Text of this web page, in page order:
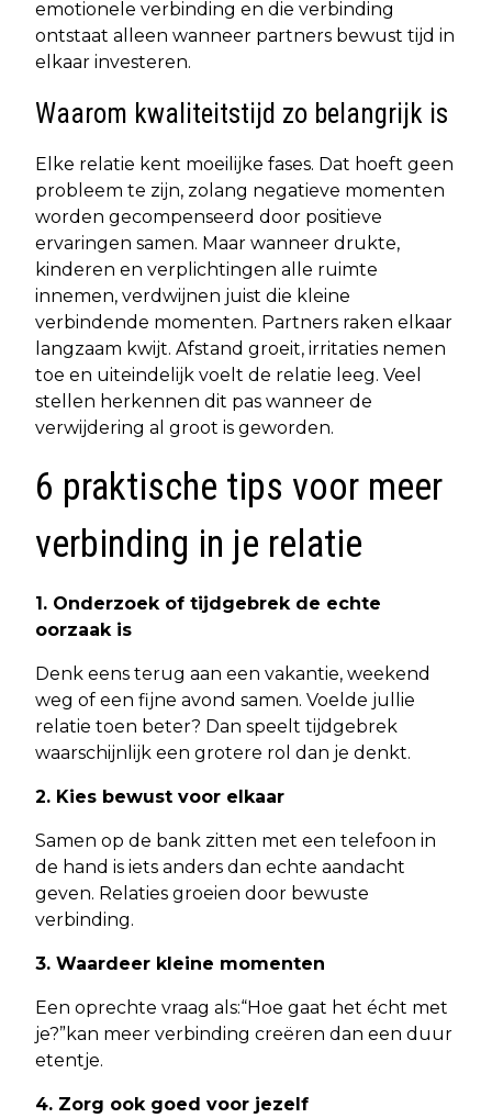
emotionele verbinding en die verbinding
ontstaat alleen wanneer partners bewust tijd in
elkaar investeren.
Waarom kwaliteitstijd zo belangrijk is
Elke relatie kent moeilijke fases. Dat hoeft geen
probleem te zijn, zolang negatieve momenten
worden gecompenseerd door positieve
ervaringen samen. Maar wanneer drukte,
kinderen en verplichtingen alle ruimte
innemen, verdwijnen juist die kleine
verbindende momenten. Partners raken elkaar
langzaam kwijt. Afstand groeit, irritaties nemen
toe en uiteindelijk voelt de relatie leeg. Veel
stellen herkennen dit pas wanneer de
verwijdering al groot is geworden.
6 praktische tips voor meer
verbinding in je relatie
1. Onderzoek of tijdgebrek de echte
oorzaak is
Denk eens terug aan een vakantie, weekend
weg of een fijne avond samen. Voelde jullie
relatie toen beter? Dan speelt tijdgebrek
waarschijnlijk een grotere rol dan je denkt.
2. Kies bewust voor elkaar
Samen op de bank zitten met een telefoon in
de hand is iets anders dan echte aandacht
geven. Relaties groeien door bewuste
verbinding.
3. Waardeer kleine momenten
Een oprechte vraag als:“Hoe gaat het écht met
je?”kan meer verbinding creëren dan een duur
etentje.
4. Zorg ook goed voor jezelf